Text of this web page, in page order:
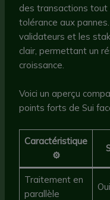
des transactions
tolérance aux
validateurs et les
clair, permettant un
croissance.
Voici un aperçu
points forts de Sui
Caractéristique
⚙️
Traitement en
parallèle
Oui